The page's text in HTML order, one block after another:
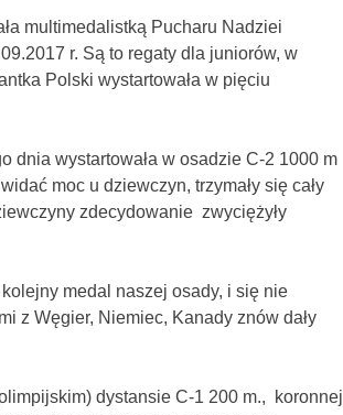
multimedalistką Pucharu Nadziei
r. Są to regaty dla juniorów, w
Polski wystartowała w pięciu
dnia wystartowała w osadzie C-2 1000 m
moc u dziewczyn, trzymały się cały
zdecydowanie zwyciężyły
medal naszej osady, i się nie
z Węgier, Niemiec, Kanady znów dały
dystansie C-1 200 m., koronnej